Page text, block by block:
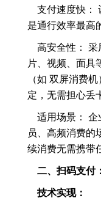
支付速度快：
是通行效率最高
高安全性： 采
片、视频、面具
（如 双屏消费
定，无需担心丢
适用场景： 企
员、高频消费的
续消费无需携带
二、扫码支付
技术实现：